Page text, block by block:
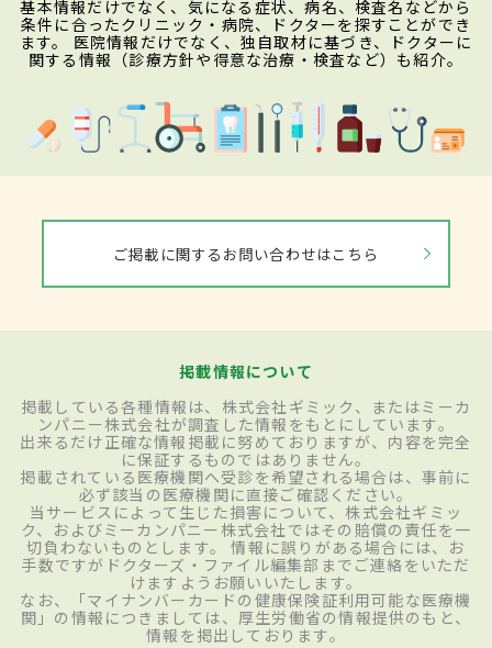
基本情報だけでなく、気になる症状、病名、検査名などから
条件に合ったクリニック・病院、ドクターを探すことができ
ます。 医院情報だけでなく、独自取材に基づき、ドクターに
関する情報（診療方針や得意な治療・検査など）も紹介。
ご掲載に関するお問い合わせはこちら
掲載情報について
掲載している各種情報は、株式会社ギミック、またはミーカ
ンパニー株式会社が調査した情報をもとにしています。
出来るだけ正確な情報掲載に努めておりますが、内容を完全
に保証するものではありません。
掲載されている医療機関へ受診を希望される場合は、事前に
必ず該当の医療機関に直接ご確認ください。
当サービスによって生じた損害について、株式会社ギミッ
ク、およびミーカンパニー株式会社ではその賠償の責任を一
切負わないものとします。 情報に誤りがある場合には、お
手数ですがドクターズ・ファイル編集部までご連絡をいただ
けますようお願いいたします。
なお、「マイナンバーカードの健康保険証利用可能な医療機
関」の情報につきましては、厚生労働省の情報提供のもと、
情報を掲出しております。